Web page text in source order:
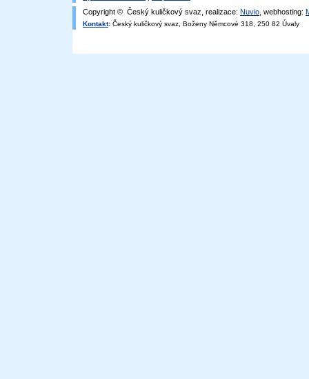
Copyright © Český kuličkový svaz, realizace: Nuvio , webhosting:
Kontakt: Český kuličkový svaz, Boženy Němcové 318, 250 82 Úvaly